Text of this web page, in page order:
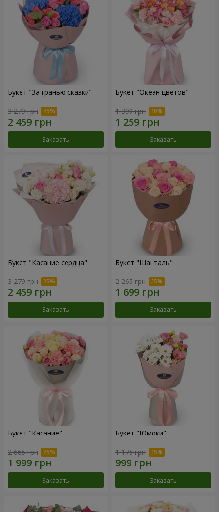
Букет "За гранью сказки"
3 279 грн
Заказать
Букет "Океан цветов"
1 399 грн
Заказать
Букет "Касание сердца"
3 279 грн
Заказать
Букет "Шанталь"
2 265 грн
Заказать
Букет "Касание"
2 665 грн
Заказать
Букет "Юмоки"
1 175 грн
Заказать